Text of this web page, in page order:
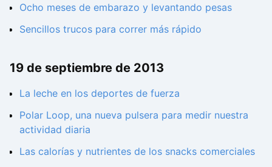
Ocho meses de embarazo y levantando pesas
Sencillos trucos para correr más rápido
19 de septiembre de 2013
La leche en los deportes de fuerza
Polar Loop, una nueva pulsera para medir nuestra
actividad diaria
Las calorías y nutrientes de los snacks comerciales